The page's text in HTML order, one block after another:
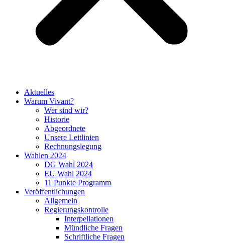
Aktuelles
Warum Vivant?
Wer sind wir?
Historie
Abgeordnete
Unsere Leitlinien
Rechnungslegung
Wahlen 2024
DG Wahl 2024
EU Wahl 2024
11 Punkte Programm
Veröffentlichungen
Allgemein
Regierungskontrolle
Interpellationen
Mündliche Fragen
Schriftliche Fragen